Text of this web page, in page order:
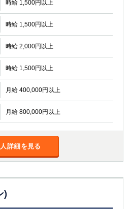
時給 1,500円以上
時給 1,500円以上
時給 2,000円以上
時給 1,500円以上
月給 400,000円以上
月給 800,000円以上
詳細を見る
)